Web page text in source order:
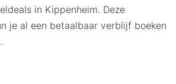
in Kippenheim. Deze
je al een betaalbaar verblijf boeken